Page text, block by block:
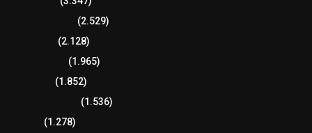
(2.529)
(2.128)
(1.965)
(1.852)
(1.536)
(1.278)